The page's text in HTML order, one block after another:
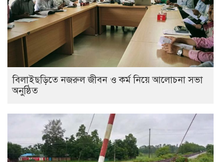
বিলাইছড়িতে নজরুল জীবন ও কর্ম নিয়ে আলোচনা সভা
অনুষ্ঠিত